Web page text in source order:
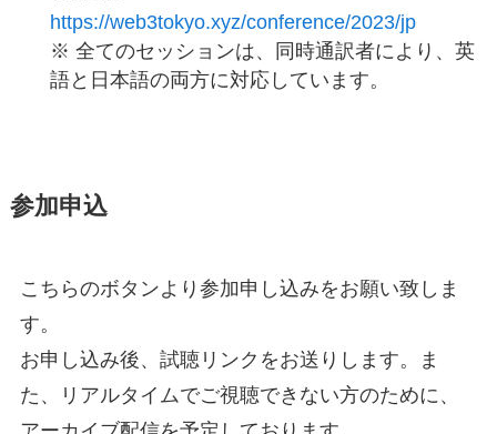
https://web3tokyo.xyz/conference/2023/jp
※ 全てのセッションは、同時通訳者により、英
語と日本語の両方に対応しています。
参加申込
こちらのボタンより参加申し込みをお願い致しま
す。
お申し込み後、試聴リンクをお送りします。ま
た、リアルタイムでご視聴できない方のために、